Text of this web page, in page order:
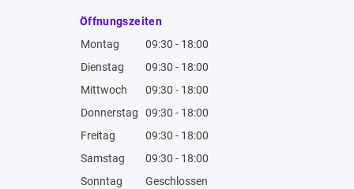
Öffnungszeiten
Montag
09:30 - 18:00
Dienstag
09:30 - 18:00
Mittwoch
09:30 - 18:00
Donnerstag
09:30 - 18:00
Freitag
09:30 - 18:00
Samstag
09:30 - 18:00
Sonntag
Geschlossen